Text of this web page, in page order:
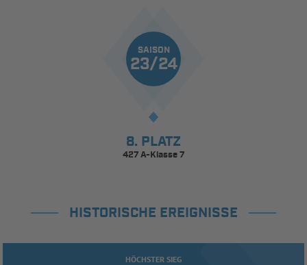
SAISON
23/24
8. PLATZ
427 A-Klasse 7
HISTORISCHE EREIGNISSE
HÖCHSTER SIEG